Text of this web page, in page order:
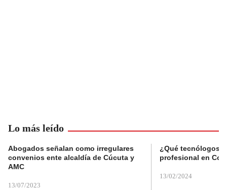
Lo más leído
Abogados señalan como irregulares
convenios ente alcaldía de Cúcuta y
AMC
13/07/2023
¿Qué tecnólogos
profesional en
13/02/2024